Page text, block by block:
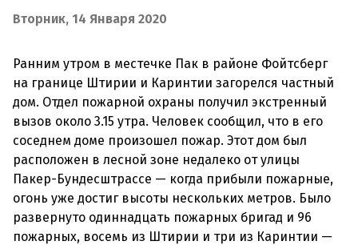
Вторник, 14 Января 2020
Ранним утром в местечке Пак в районе Фойтсберг
на границе Штирии и Каринтии загорелся частный
дом. Отдел пожарной охраны получил экстренный
вызов около 3.15 утра. Человек сообщил, что в его
соседнем доме произошел пожар. Этот дом был
расположен в лесной зоне недалеко от улицы
Пакер-Бундесштрассе — когда прибыли пожарные,
огонь уже достиг высоты нескольких метров. Было
развернуто одиннадцать пожарных бригад и 96
пожарных, восемь из Штирии и три из Каринтии —